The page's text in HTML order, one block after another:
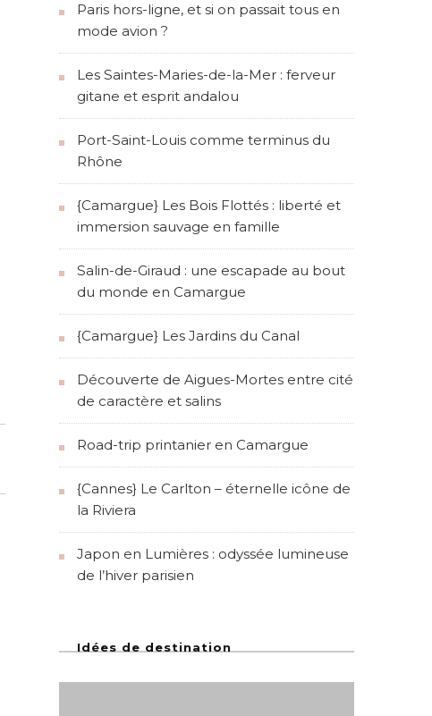
Paris hors-ligne, et si on passait tous en
mode avion ?
Les Saintes-Maries-de-la-Mer : ferveur
gitane et esprit andalou
Port-Saint-Louis comme terminus du
Rhône
{Camargue} Les Bois Flottés : liberté et
immersion sauvage en famille
Salin-de-Giraud : une escapade au bout
du monde en Camargue
{Camargue} Les Jardins du Canal
Découverte de Aigues-Mortes entre cité
de caractère et salins
Road-trip printanier en Camargue
{Cannes} Le Carlton – éternelle icône de
la Riviera
Japon en Lumières : odyssée lumineuse
de l’hiver parisien
Idées de destination